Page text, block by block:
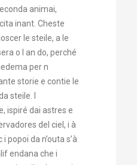
animai,
inant. Cheste
le steile, a le
o l an do, perché
per n
storie e contie le
steile. I
ispiré dai astres e
del ciel, i à
popoi da n’outa s’à
endana che i